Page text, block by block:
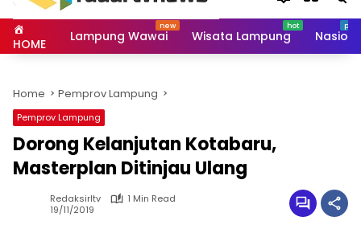
HOME Lampung Wawai Wisata Lampung
Home Pemprov Lampung
Pemprov Lampung
Dorong Kelanjutan Kotabaru,
Masterplan Ditinjau Ulang
Redaksirltv
1 Min Read
19/11/2019